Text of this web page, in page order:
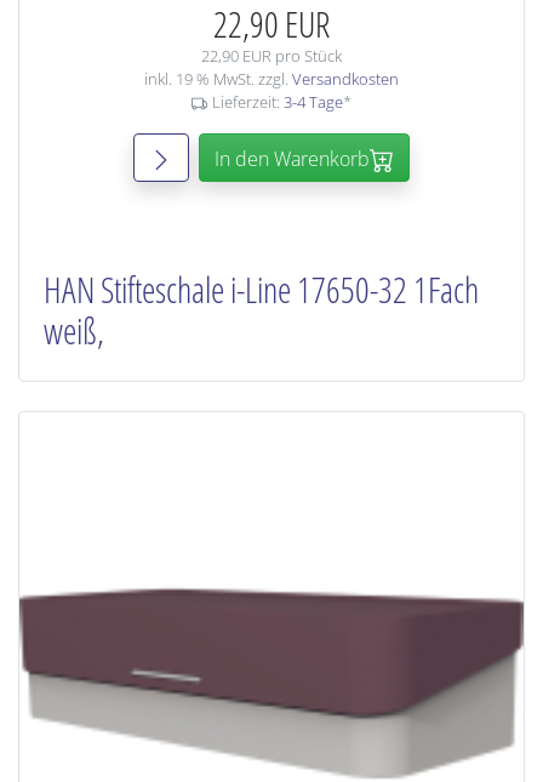
22,90 EUR
22,90 EUR pro Stück
inkl. 19 % MwSt. zzgl. Versandkosten
Lieferzeit: 3-4 Tage*
In den Warenkorb
HAN Stifteschale i-Line 17650-32 1Fach
weiß,